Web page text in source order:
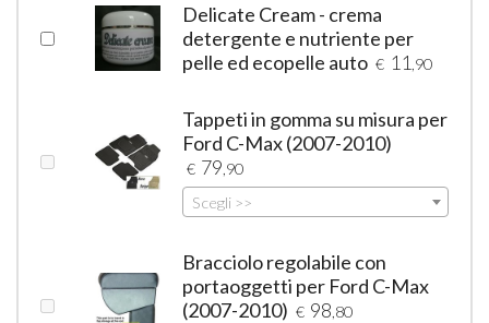
Delicate Cream - crema
detergente e nutriente per
pelle ed ecopelle auto € 11 ,90
Tappeti in gomma su misura per
Ford C-Max (2007-2010)
€ 79 ,90
Scegli >>
Bracciolo regolabile con
portaoggetti per Ford C-Max
(2007-2010) € 98 ,80